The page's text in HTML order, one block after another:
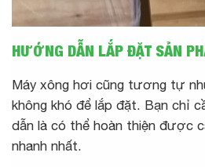
HƯỚNG DẪN LẮP ĐẶT SẢN
Máy xông hơi cũng tương tự
không khó để lắp đặt. Bạn chỉ
dẫn là có thể hoàn thiện được
nhanh nhất.